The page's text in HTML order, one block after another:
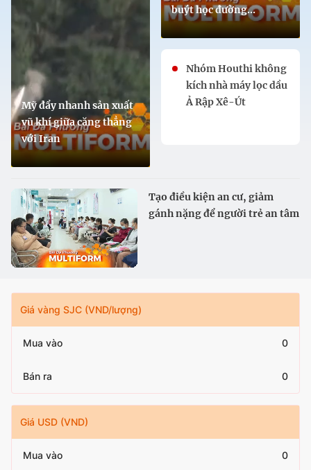
buýt học đường...
Mỹ đẩy nhanh sản xuất
vũ khí giữa căng thẳng
với Iran
Nhóm Houthi không
kích nhà máy lọc dầu
Ả Rập Xê-Út
Tạo điều kiện an cư, giảm
gánh nặng để người trẻ an tâm
Giá vàng SJC (VND/lượng)
Mua vào 0
Bán ra 0
Giá USD (VND)
Mua vào 0